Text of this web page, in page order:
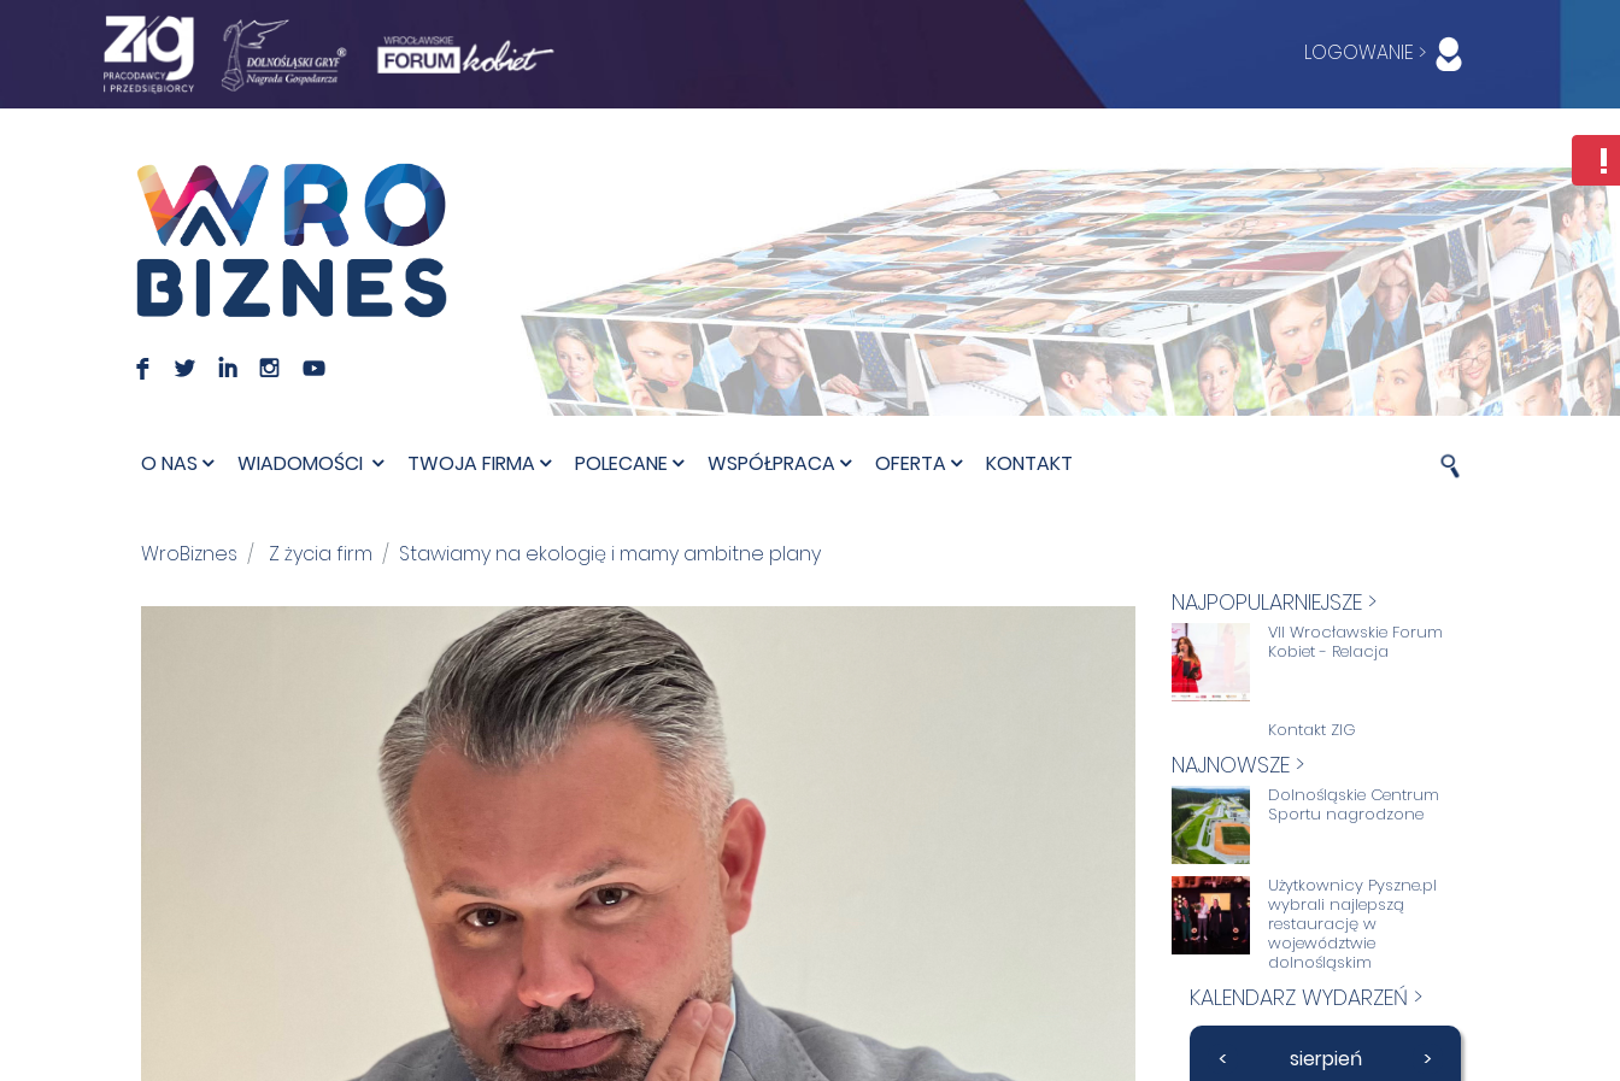
LOGOWANIE >
F L I I
O NAS WIADOMOŚCI TWOJA FIRMA POLECANE WSPÓŁPRACA OFERTA KONTAKT
WroBiznes Z życia firm Stawiamy na ekologię i mamy ambitne plany
NAJPOPULARNIEJSZE >
VII Wrocławskie Forum
Kobiet - Relacja
Kontakt ZIG
NAJNOWSZE >
Dolnośląskie Centrum
Sportu nagrodzone
Użytkownicy Pyszne.pl
wybrali najlepszą
restaurację w
województwie
dolnośląskim
KALENDARZ WYDARZEŃ >
< sierpień
>